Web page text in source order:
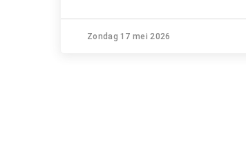
Zondag 17 mei 2026